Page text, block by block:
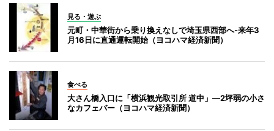
見る・遊ぶ
元町・中華街から乗り換えなしで埼玉県西部へ-来年3
月16日に直通運転開始（ヨコハマ経済新聞）
食べる
大さん橋入口に「横浜観光取引所 道中」―2坪弱の小さ
なカフェバー（ヨコハマ経済新聞）